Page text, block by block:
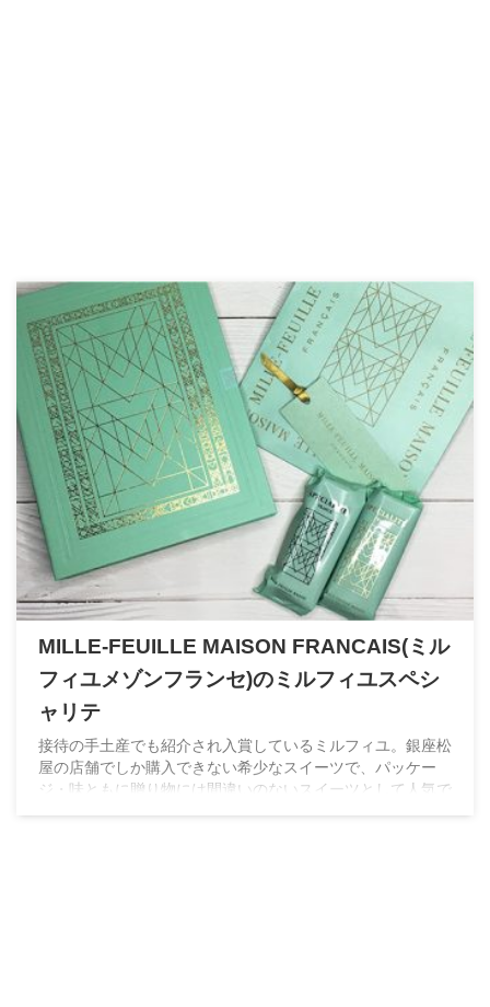
MILLE-FEUILLE MAISON FRANCAIS(ミル
フィユメゾンフランセ)のミルフィユスペシ
ャリテ
接待の手土産でも紹介され入賞しているミルフィユ。銀座松
屋の店舗でしか購入できない希少なスイーツで、パッケー
ジ・味ともに贈り物には間違いのないスイーツとして人気で